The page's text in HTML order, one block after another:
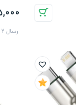
ارسال 2 روزه